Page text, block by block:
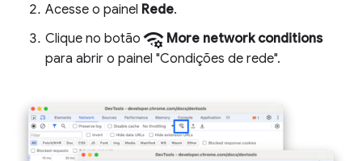
Acesse o painel Rede.
Clique no botãonetwork_manage More network conditions
para abrir o painel "Condições de rede".